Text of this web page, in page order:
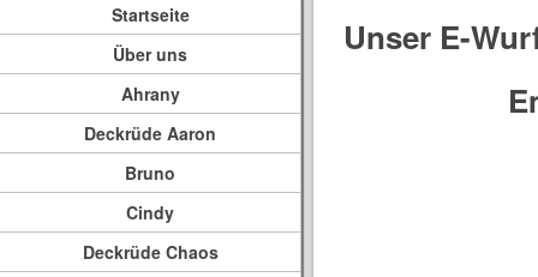
Startseite
Über uns
Ahrany
Deckrüde Aaron
Bruno
Cindy
Deckrüde Chaos
Unser E-